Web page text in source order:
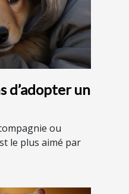
d’adopter un
ou
le plus aimé par